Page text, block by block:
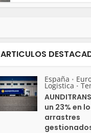
ARTICULOS
España •
Logistica •
un 23% en
arrastres